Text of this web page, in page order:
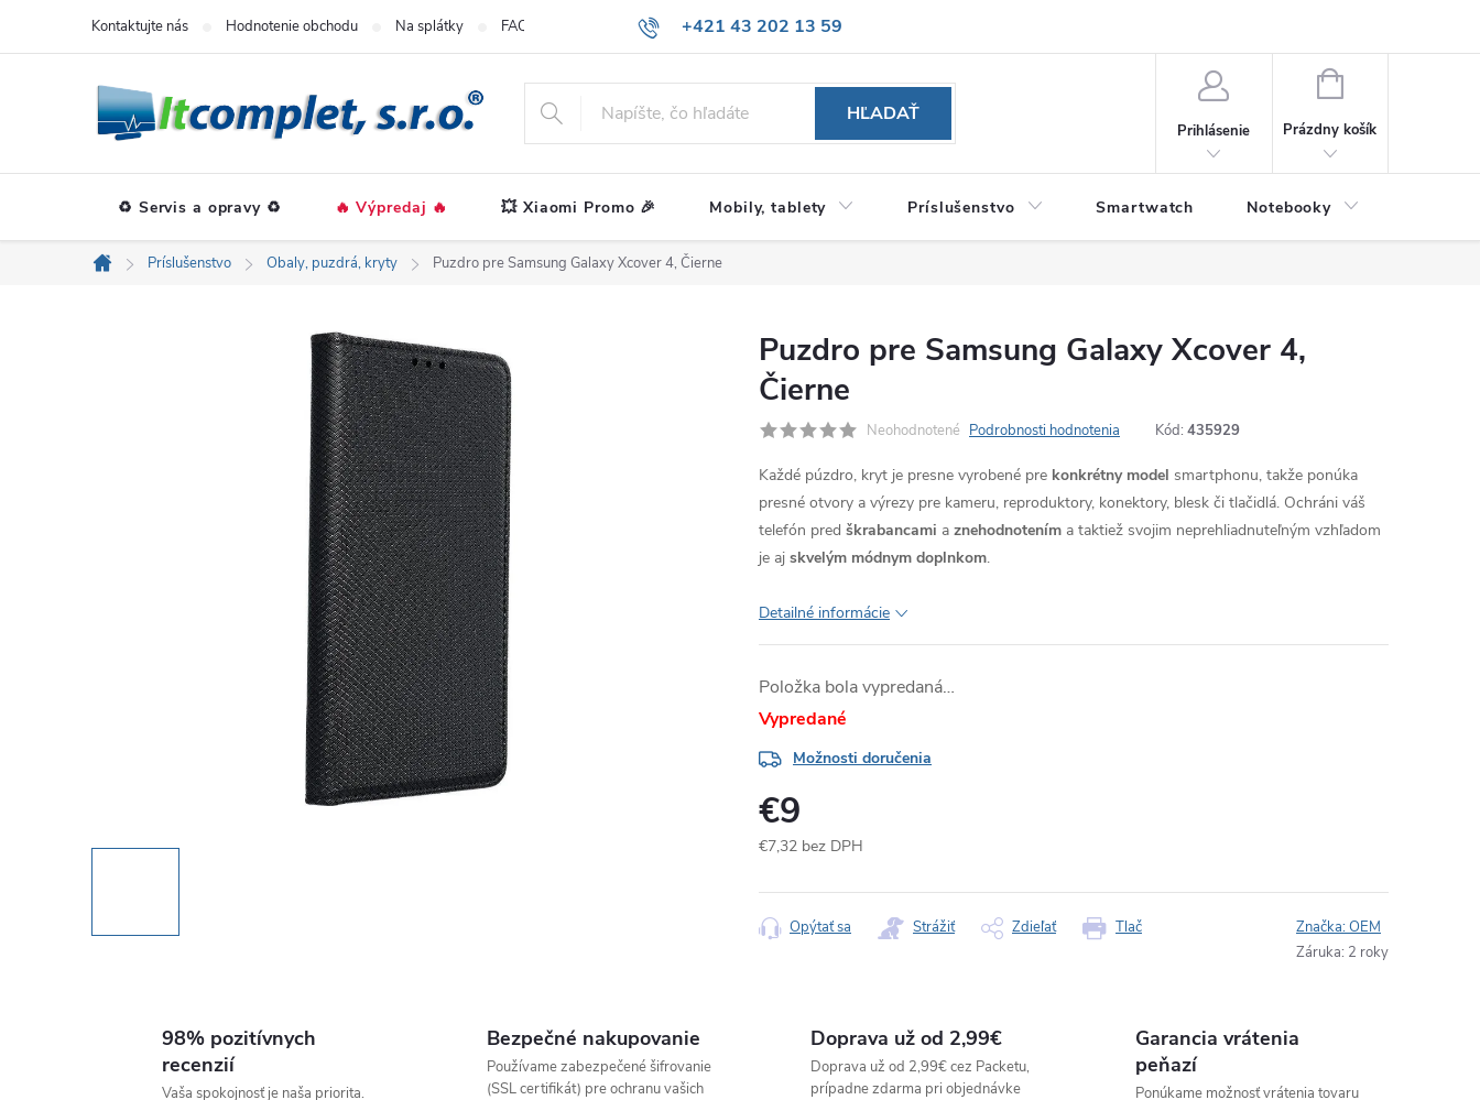
+421 43 202 13 59
Kontaktujte nás Hodnotenie obchodu Na splátky FAQ
HĽADAŤ
Prihlásenie
NÁKUPNÝ
Prázdny košík
♻️ Servis a opravy ♻️ 🔥 Výpredaj 🔥 💥 Xiaomi Promo 🎉 Mobily, tablety Príslušenstvo Smartwatch Notebooky
Domov
Príslušenstvo Obaly, puzdrá, kryty Puzdro pre Samsung Galaxy Xcover 4, Čierne
Puzdro pre Samsung Galaxy Xcover 4,
Čierne
Neohodnotené Podrobnosti hodnotenia Kód: 435929
Každé púzdro, kryt je presne vyrobené pre konkrétny model smartphonu, takže ponúka
presné otvory a výrezy pre kameru, reproduktory, konektory, blesk či tlačidlá. Ochráni váš
telefón pred škrabancami a znehodnotením a taktiež svojim neprehliadnuteľným vzhľadom
je aj skvelým módnym doplnkom.
Detailné informácie
Položka bola vypredaná…
Vypredané
Možnosti doručenia
€9
€7,32 bez DPH
cena:
Tlač
Opýtať sa Strážiť Zdieľať Značka:OEM
Záruka: 2 roky
98% pozitívnych
recenzií
Vaša spokojnosť je naša priorita.
Bezpečné nakupovanie
Používame zabezpečené šifrovanie
(SSL certifikát) pre ochranu vašich
Doprava už od 2,99€
Doprava už od 2,99€ cez Packetu,
prípadne zdarma pri objednávke
Garancia vrátenia
peňazí
Ponúkame možnosť vrátenia tovaru